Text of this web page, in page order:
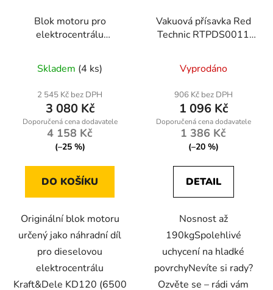
Blok motoru pro
elektrocentrálu
náhradní díl nr783
Skladem (4 ks)
2 545 Kč bez DPH
3 080 Kč
4 158 Kč
(–25 %)
DO KOŠÍKU
Originální blok motoru
určený jako náhradní díl
pro dieselovou
elektrocentrálu
Kraft&Dele KD120 (6500
Vakuová přísavka Red
Technic RTPDS0011
Vyprodáno
906 Kč bez DPH
1 096 Kč
1 386 Kč
(–20 %)
DETAIL
Nosnost až
190kgSpolehlivé
uchycení na hladké
povrchyNevíte si rady?
Ozvěte se – rádi vám